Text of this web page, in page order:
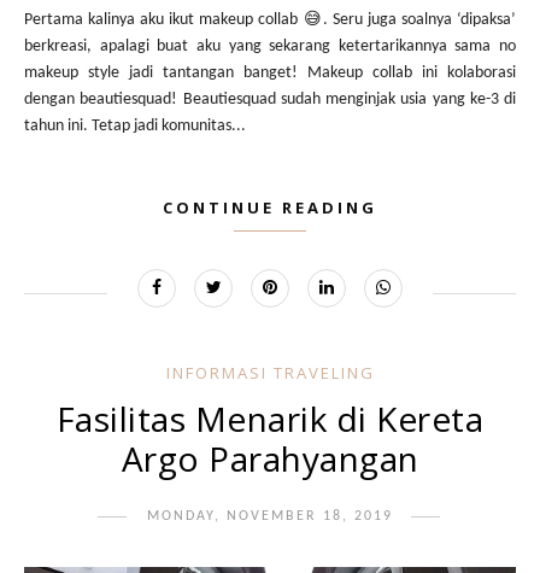
Pertama kalinya aku ikut makeup collab 😅. Seru juga soalnya ‘dipaksa’
berkreasi, apalagi buat aku yang sekarang ketertarikannya sama no
makeup style jadi tantangan banget! Makeup collab ini kolaborasi
dengan beautiesquad! Beautiesquad sudah menginjak usia yang ke-3 di
tahun ini. Tetap jadi komunitas...
CONTINUE READING
INFORMASI TRAVELING
Fasilitas Menarik di Kereta
Argo Parahyangan
MONDAY, NOVEMBER 18, 2019